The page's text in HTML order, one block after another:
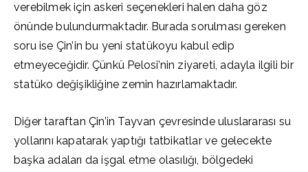
verebilmek için askeri seçenekleri halen daha göz
önünde bulundurmaktadır. Burada sorulması gereken
soru ise Çin’in bu yeni statükoyu kabul edip
etmeyeceğidir. Çünkü Pelosi’nin ziyareti, adayla ilgili bir
statüko değişikliğine zemin hazırlamaktadır.
Diğer taraftan Çin’in Tayvan çevresinde uluslararası su
yollarını kapatarak yaptığı tatbikatlar ve gelecekte
başka adaları da işgal etme olasılığı, bölgedeki